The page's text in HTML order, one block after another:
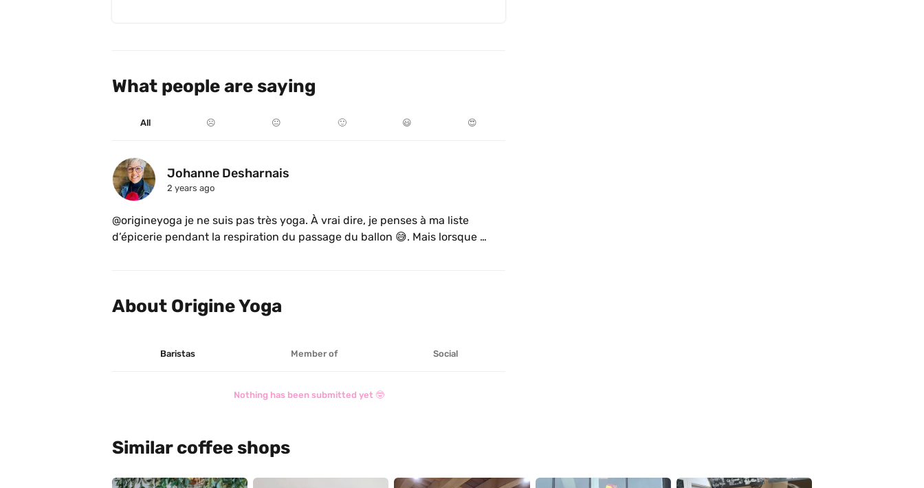
What people are saying
All ☹️ 😐 🙂 😃 😍
Johanne Desharnais
2 years ago
@origineyoga je ne suis pas très yoga. À vrai dire, je penses à ma liste
d’épicerie pendant la respiration du passage du ballon 😅. Mais lorsque
About Origine Yoga
Baristas Member of Social
Nothing has been submitted yet 🤓
Similar coffee shops